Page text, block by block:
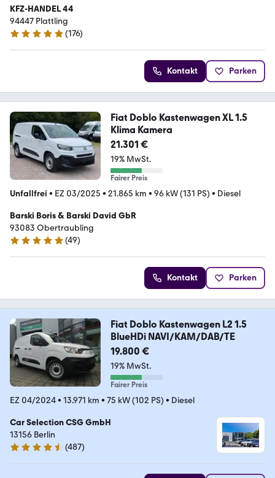
KFZ-HANDEL 44
94447 Plattling
5 Sterne
(176)
Kontakt Parken
Fiat Doblo Kastenwagen XL 1.5
Klima Kamera
21.301 €
19% MwSt.
Fairer Preis
Unfallfrei • EZ 03/2025 • 21.865 km • 96 kW (131 PS) • Diesel
Barski Boris & Barski David GbR
93083 Obertraubling
4.9 Sterne
(49)
Kontakt Parken
Fiat Doblo Kastenwagen L2 1.5
BlueHDi NAVI/KAM/DAB/TE
19.800 €
19% MwSt.
Fairer Preis
EZ 04/2024• 13.971 km • 75 kW (102 PS) • Diesel
Car Selection CSG GmbH
13156 Berlin
4.4 Sterne
(487)